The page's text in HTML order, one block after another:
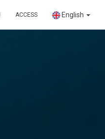
ACCESS English